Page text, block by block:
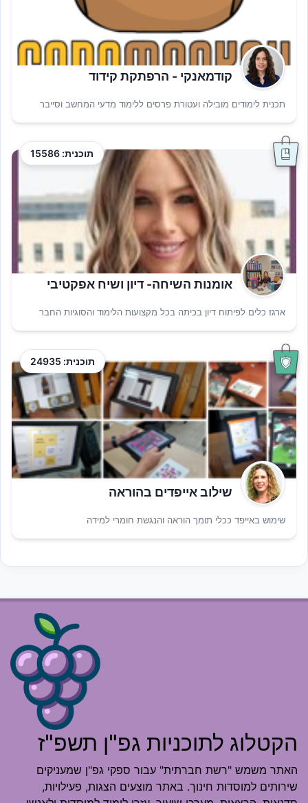
קודמאנקי - הרפתקת קידוד
תכנית לימודים מובילה ועטורת פרסים ללימוד מדעי המחשב וסייבר
תוכנית: 15586
אומנות השיחה- דיון ושיח אפקטיבי
ארגז כלים לפיתוח דיון בכיתה בכל מקצועות הלימוד והסוגיות החבר
תוכנית: 24935
שילוב אייפדים בהוראה
שימוש באייפד ככלי תומך הוראה והנגשת חומרי למידה
הקטלוג לתוכניות גפ"ן תשפ"ז
האתר משמש "רשת חברתית" עבור ספקי גפ"ן שמעניקים
שירותים למוסדות חינוך. באתר מוצעים הצגות, פעילויות,